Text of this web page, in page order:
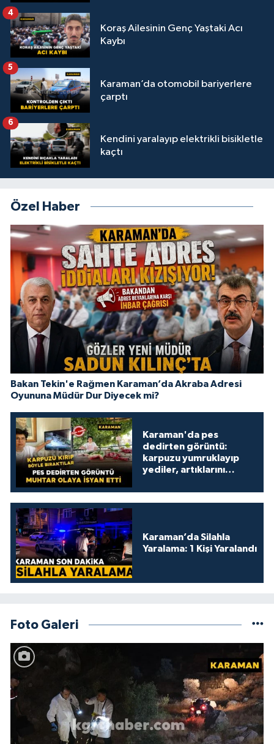
Koraş Ailesinin Genç Yaştaki Acı
Kaybı
4
Karaman’da otomobil bariyerlere
çarptı
5
Kendini yaralayıp elektrikli bisikletle
kaçtı
6
Özel Haber
Bakan Tekin'e Rağmen Karaman’da Akraba Adresi
Oyununa Müdür Dur Diyecek mi?
Karaman'da pes
dedirten görüntü:
karpuzu yumruklayıp
yediler, artıklarını
Karaman’da Silahla
Yaralama: 1 Kişi Yaralandı
Foto Galeri